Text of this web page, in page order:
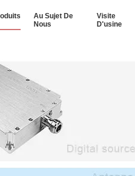
Au Sujet De
Nous
Visite
D'usine